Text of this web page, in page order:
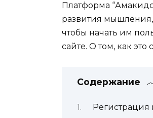
Платформа
развития
чтобы начать им
сайте. О том, как это
Содержание
Регистрация